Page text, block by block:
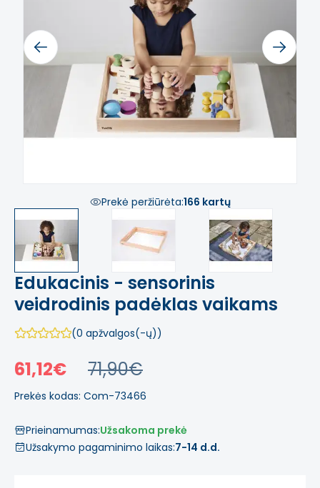
Previous Next
Prekė peržiūrėta:166 kartų
Edukacinis - sensorinis
veidrodinis padėklas vaikams
(0 apžvalgos(-ų))
61,12€ 71,90€
Prekės kodas: Com-73466
Prieinamumas:Užsakoma prekė
Užsakymo pagaminimo laikas:7-14 d.d.